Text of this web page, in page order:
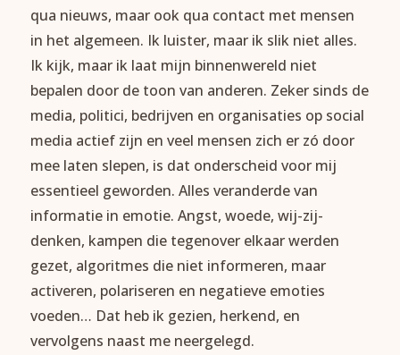
qua nieuws, maar ook qua contact met mensen
in het algemeen. Ik luister, maar ik slik niet alles.
Ik kijk, maar ik laat mijn binnenwereld niet
bepalen door de toon van anderen. Zeker sinds de
media, politici, bedrijven en organisaties op social
media actief zijn en veel mensen zich er zó door
mee laten slepen, is dat onderscheid voor mij
essentieel geworden. Alles veranderde van
informatie in emotie. Angst, woede, wij-zij-
denken, kampen die tegenover elkaar werden
gezet, algoritmes die niet informeren, maar
activeren, polariseren en negatieve emoties
voeden… Dat heb ik gezien, herkend, en
vervolgens naast me neergelegd.